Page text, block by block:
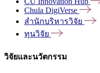
Chula DigiVerse
สำนักบริหารวิจัย
ทุนวิจัย
วิจัยและนวัตกรรม